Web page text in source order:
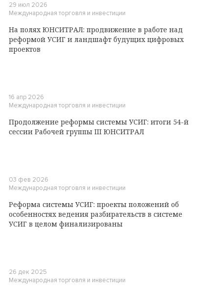
29 июл 2026
Международная торговля и инвестиции
На полях ЮНСИТРАЛ: продвижение в работе над
реформой УСИГ и ландшафт будущих цифровых
проектов
16 апр 2026
Международная торговля и инвестиции
Продолжение реформы системы УСИГ: итоги 54-й
сессии Рабочей группы III ЮНСИТРАЛ
03 фев 2026
Международная торговля и инвестиции
Реформа системы УСИГ: проекты положений об
особенностях ведения разбирательств в системе
УСИГ в целом финализированы
26 дек 2025
Международная торговля и инвестиции